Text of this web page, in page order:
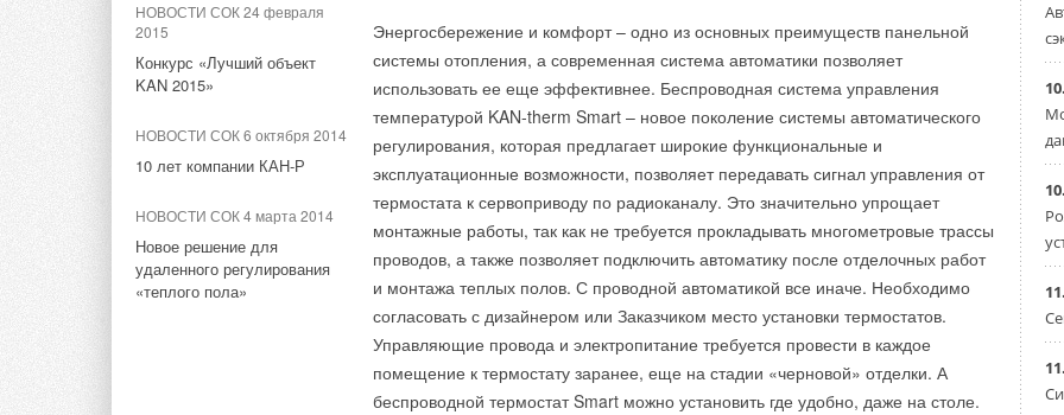
НОВОСТИ СОК 24 февраля
2015
Конкурс «Лучший объект
KAN 2015»
НОВОСТИ СОК 6 октября 2014
10 лет компании КАН-Р
НОВОСТИ СОК 4 марта 2014
Новое решение для
удаленного регулирования
«теплого пола»
Энергосбережение и комфорт – одно из основных преимуществ панельной
системы отопления, а современная система автоматики позволяет
использовать ее еще эффективнее. Беспроводная система управления
температурой KAN-therm Smart – новое поколение системы автоматического
регулирования, которая предлагает широкие функциональные и
эксплуатационные возможности, позволяет передавать сигнал управления от
термостата к сервоприводу по радиоканалу. Это значительно упрощает
монтажные работы, так как не требуется прокладывать многометровые трассы
проводов, а также позволяет подключить автоматику после отделочных работ
и монтажа теплых полов. С проводной автоматикой все иначе. Необходимо
согласовать с дизайнером или Заказчиком место установки термостатов.
Управляющие провода и электропитание требуется провести в каждое
помещение к термостату заранее, еще на стадии «черновой» отделки. А
беспроводной термостат Smart можно установить где удобно, даже на столе.
Компании ЕВРОКЛИМАТ
исполняется 25 лет
НОВОСТИ СОК 27 марта 2019
кондиционер G-Tech
Тэги: Группа компаний ЕВРОКЛИМАТ Кондиционеры бытовые
Уведомления отключены
В этой теме еще нет комментариев
Hexact
НОВОСТИ СОК 27 декабря
2021
директоров Danfoss Йорген
Мадс Клаусен удостоен
2021
«Данфосс» расширяет
Бренд Danfoss Холодильное оборудование